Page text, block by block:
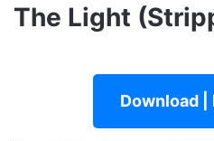
The Light
Download |